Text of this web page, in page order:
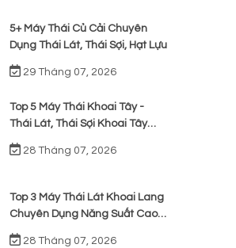
5+ Máy Thái Củ Cải Chuyên
Dụng Thái Lát, Thái Sợi, Hạt Lựu
29 Tháng 07, 2026
Top 5 Máy Thái Khoai Tây -
Thái Lát, Thái Sợi Khoai Tây
28 Tháng 07, 2026
Top 3 Máy Thái Lát Khoai Lang
Chuyên Dụng Năng Suất Cao,
Giá Rẻ
28 Tháng 07, 2026